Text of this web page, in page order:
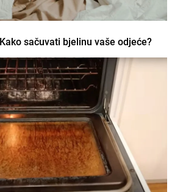
sačuvati bjelinu vaše odjeće?